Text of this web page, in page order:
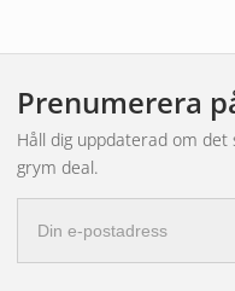
1st Voolbar ljusbåge i
Prenumerera
Håll dig uppdaterad om
grym deal.
postadress